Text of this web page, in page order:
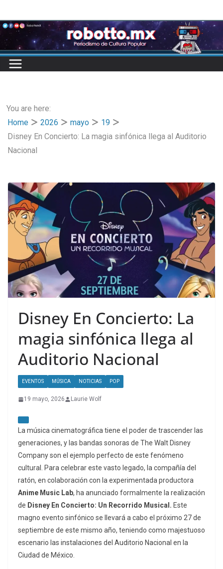
to
content
You are here:
Home
2026 mayo
19
Disney En Concierto: La magia sinfónica llega al Auditorio
Nacional
Disney En Concierto: La
magia sinfónica llega al
Auditorio Nacional
EVENTOS MÚSICA NOTICIAS POP
19 mayo, 2026 Laurie Wolf
La música cinematográfica tiene el poder de trascender las
generaciones, y las bandas sonoras de The Walt Disney
Company son el ejemplo perfecto de este fenómeno
cultural. Para celebrar este vasto legado, la compañía del
ratón, en colaboración con la experimentada productora
Anime Music Lab, ha anunciado formalmente la realización
de Disney En Concierto: Un Recorrido Musical. Este
magno evento sinfónico se llevará a cabo el próximo 27 de
septiembre de este mismo año, teniendo como majestuoso
escenario las instalaciones del Auditorio Nacional en la
Ciudad de México.